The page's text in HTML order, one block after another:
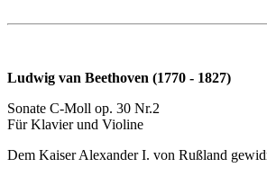
Ludwig van Beethoven (1770 - 1827)
Sonate C-Moll op. 30 Nr.2
Für Klavier und Violine
Dem Kaiser Alexander I. von Rußland